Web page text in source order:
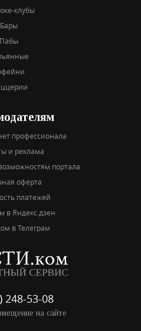
клубы
Бары
Пабы
профессионала
и реклама
портала
оферта
платежей
в Яндекс дзен
в Телеграм
248-53-08
на сайте